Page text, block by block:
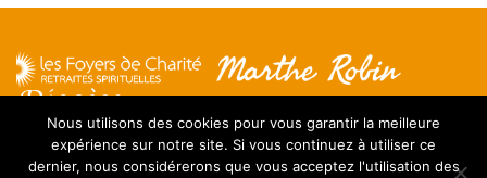
Mentions légales
Contact
Nous utilisons des cookies pour vous garantir la meilleure
expérience sur notre site. Si vous continuez à utiliser ce
dernier, nous considérerons que vous acceptez l'utilisation des